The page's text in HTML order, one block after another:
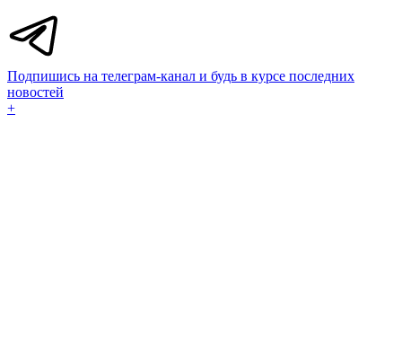
Подпишись на телеграм-канал и будь в курсе последних
новостей
+